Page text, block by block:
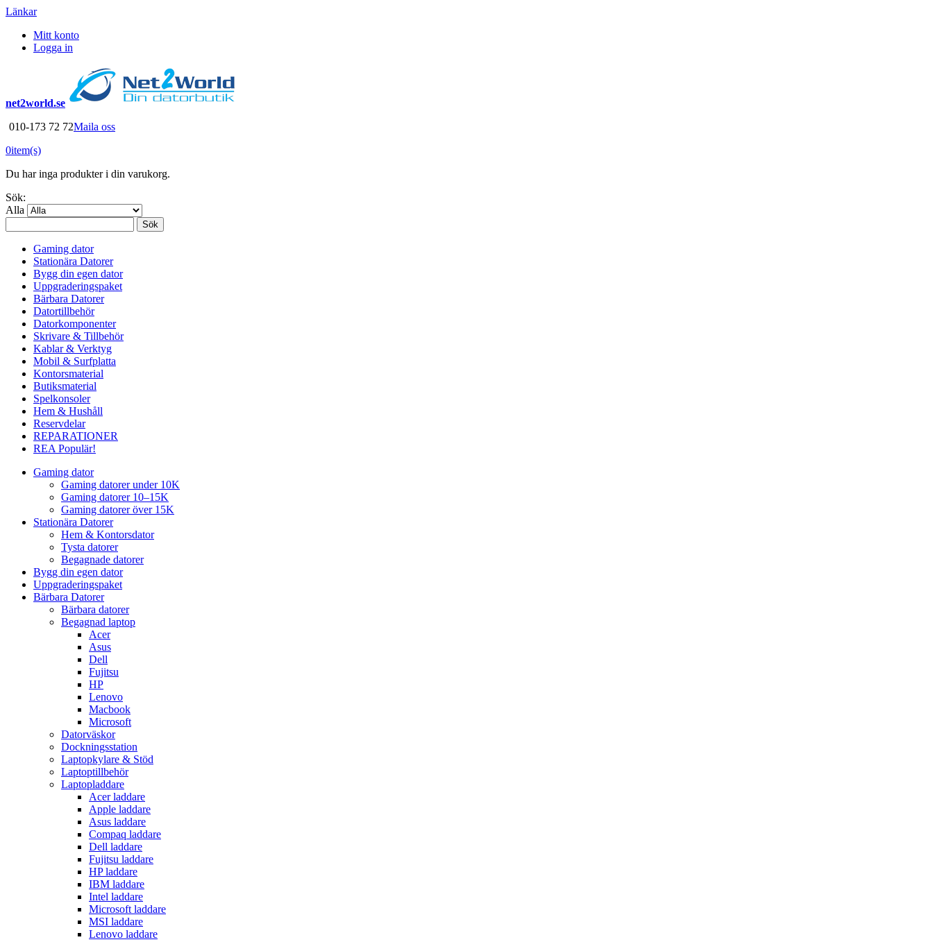
Länkar
Mitt konto
Logga in
net2world.se
010-173 72 72Maila oss
0item(s)
Du har inga produkter i din varukorg.
Sök:
Alla
Sök
Gaming dator
Stationära Datorer
Bygg din egen dator
Uppgraderingspaket
Bärbara Datorer
Datortillbehör
Datorkomponenter
Skrivare & Tillbehör
Kablar & Verktyg
Mobil & Surfplatta
Kontorsmaterial
Butiksmaterial
Spelkonsoler
Hem & Hushåll
Reservdelar
REPARATIONER
REA Populär!
Gaming dator
Gaming datorer under 10K
Gaming datorer 10–15K
Gaming datorer över 15K
Stationära Datorer
Hem & Kontorsdator
Tysta datorer
Begagnade datorer
Bygg din egen dator
Uppgraderingspaket
Bärbara Datorer
Bärbara datorer
Begagnad laptop
Acer
Asus
Dell
Fujitsu
HP
Lenovo
Macbook
Microsoft
Datorväskor
Dockningsstation
Laptopkylare & Stöd
Laptoptillbehör
Laptopladdare
Acer laddare
Apple laddare
Asus laddare
Compaq laddare
Dell laddare
Fujitsu laddare
HP laddare
IBM laddare
Intel laddare
Microsoft laddare
MSI laddare
Lenovo laddare